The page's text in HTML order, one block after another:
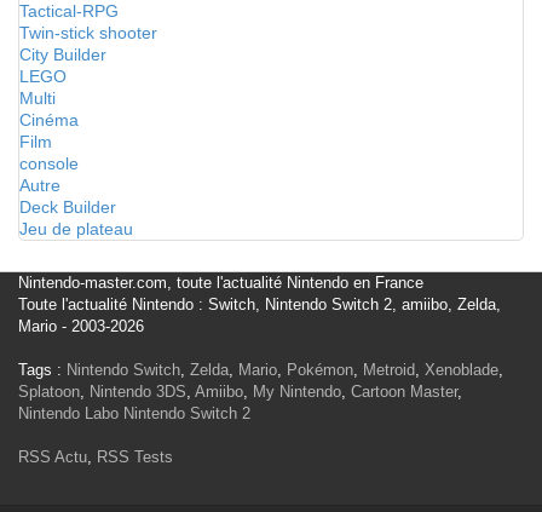
Tactical-RPG
Twin-stick shooter
City Builder
LEGO
Multi
Cinéma
Film
console
Autre
Deck Builder
Jeu de plateau
Nintendo-master.com, toute l'actualité Nintendo en France
Toute l'actualité Nintendo : Switch, Nintendo Switch 2, amiibo, Zelda,
Mario - 2003-2026
Tags : Nintendo Switch, Zelda, Mario, Pokémon, Metroid, Xenoblade,
Splatoon, Nintendo 3DS, Amiibo, My Nintendo, Cartoon Master,
Nintendo Labo Nintendo Switch 2
RSS Actu, RSS Tests